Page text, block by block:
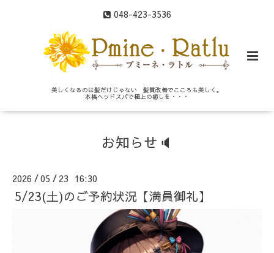
048-423-3536
美しくなるのは髪だけじゃない 髪質改善でこころも美しく。
本格ヘッドスパで極上の癒しを・・・
お知らせ🔈
2026 /05 / 23 16:30
5/23(土)のご予約状況【満員御礼】